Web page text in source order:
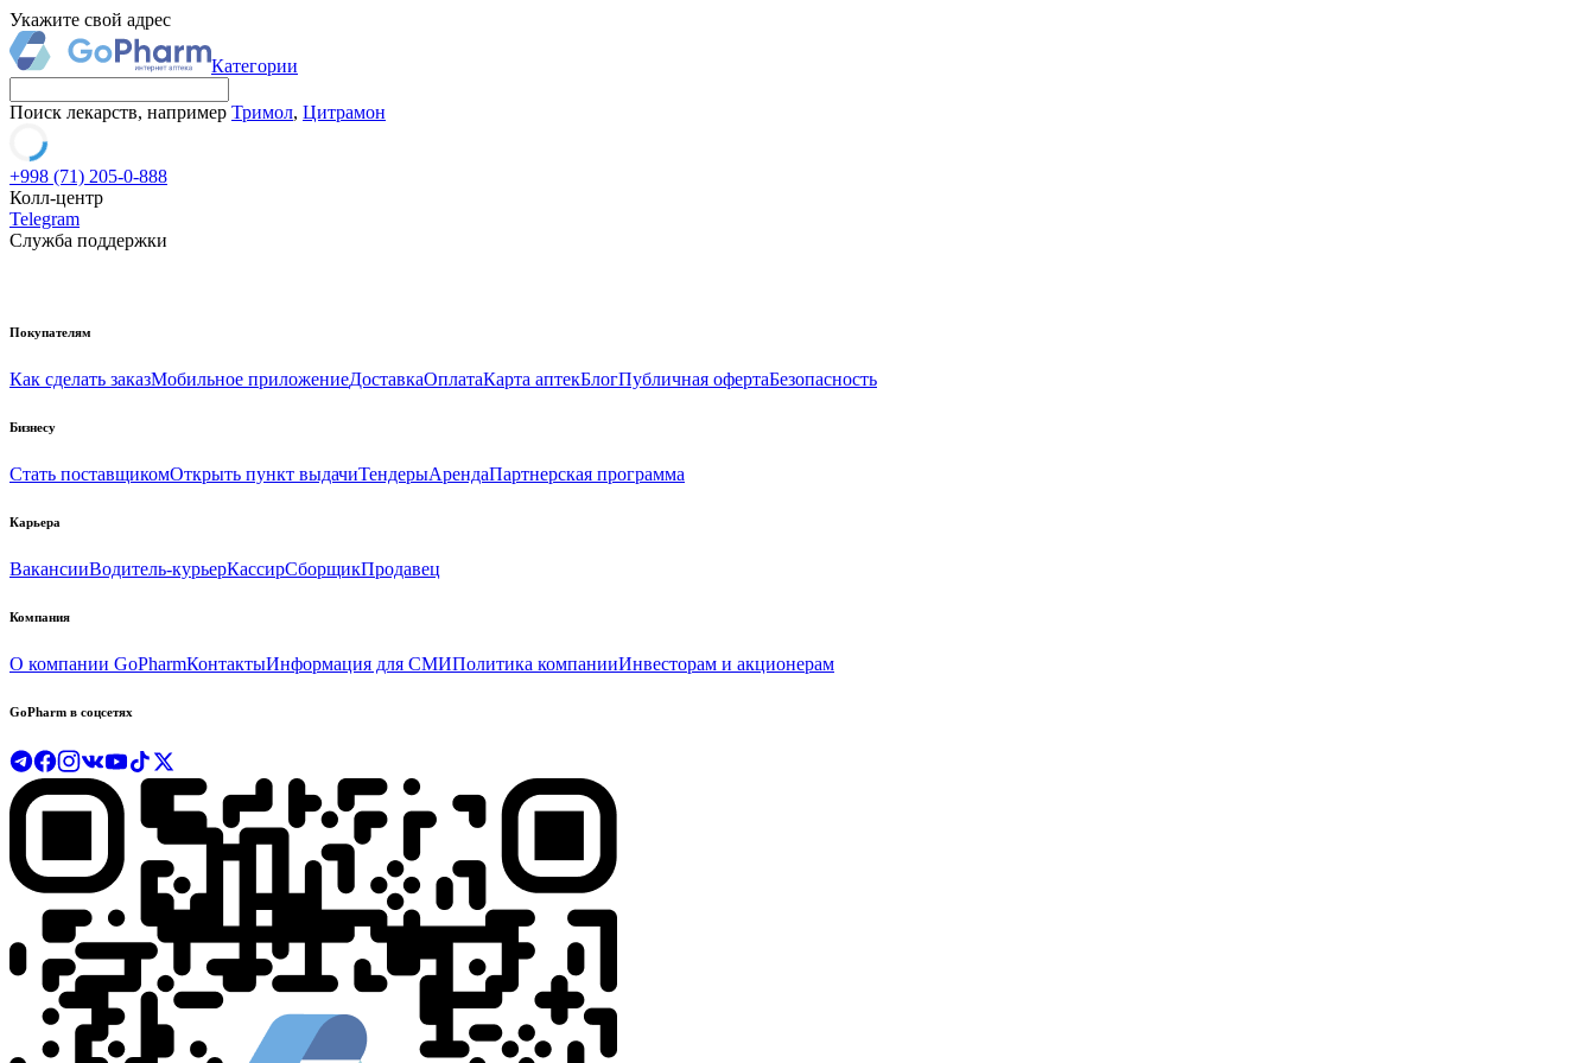
Укажите свой адрес
Категории
Поиск лекарств, например Тримол, Цитрамон
+998 (71) 205-0-888
Колл-центр
Telegram
Служба поддержки
Покупателям
Как сделать заказМобильное приложениеДоставкаОплатаКарта аптекБлогПубличная офертаБезопасность
Бизнесу
Стать поставщикомОткрыть пункт выдачиТендерыАрендаПартнерская программа
Карьера
ВакансииВодитель-курьерКассирСборщикПродавец
Компания
О компании GoPharmКонтактыИнформация для СМИПолитика компанииИнвесторам и акционерам
GoPharm в соцсетях